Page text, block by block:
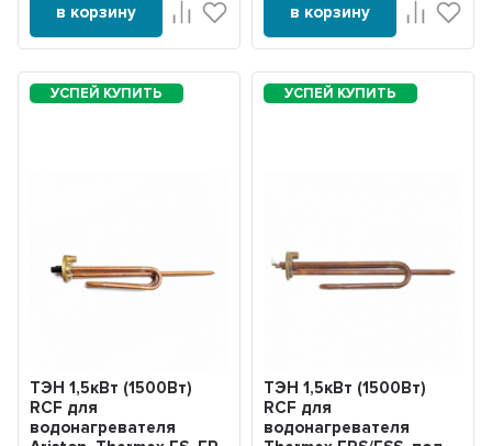
в корзину в корзину
ТЭН 1,5кВт (1500Вт)
RCF для
водонагревателя
ТЭН 1,5кВт (1500Вт)
RCF для
водонагревателя